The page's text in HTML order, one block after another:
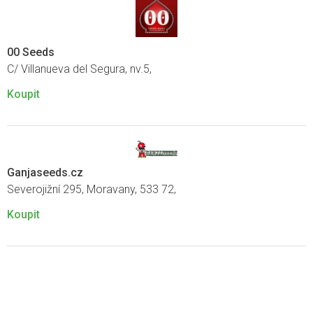
00 Seeds
C/ Villanueva del Segura, nv.5,
Koupit
Ganjaseeds.cz
Severojižní 295, Moravany, 533 72,
Koupit